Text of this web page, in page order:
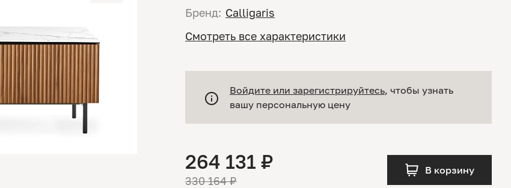
Бренд: Calligaris
Смотреть все характеристики
Войдите или зарегистрируйтесь, чтобы узнать
вашу персональную цену
264 131 ₽
330 164 ₽
В корзину